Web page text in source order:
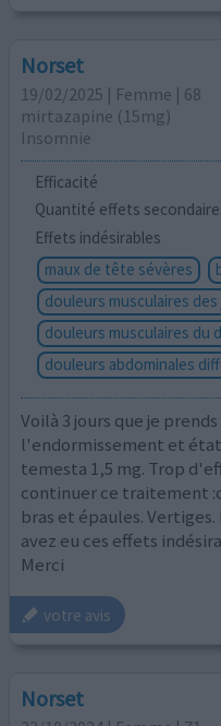
Norset
19/02/2025 | Femme | 68
mirtazapine (15mg)
Insomnie
Efficacité
Quantité effets
Effets indésirables
maux de tête sévères
douleurs musculaires des
douleurs musculaires du
douleurs abdominales
Voilà 3 jours que je
l'endormissement et
temesta 1,5 mg. Trop
continuer ce traitement
bras et épaules.
avez eu ces effets
Merci
votre avis
Norset